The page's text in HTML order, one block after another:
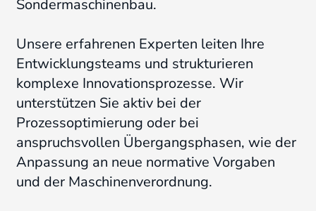
Sondermaschinenbau.
Unsere erfahrenen Experten leiten Ihre
Entwicklungsteams und strukturieren
komplexe Innovationsprozesse. Wir
unterstützen Sie aktiv bei der
Prozessoptimierung oder bei
anspruchsvollen Übergangsphasen, wie der
Anpassung an neue normative Vorgaben
und der Maschinenverordnung.